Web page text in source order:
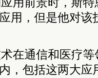
用，但是他对该
在通信和医疗
，包括这两大应